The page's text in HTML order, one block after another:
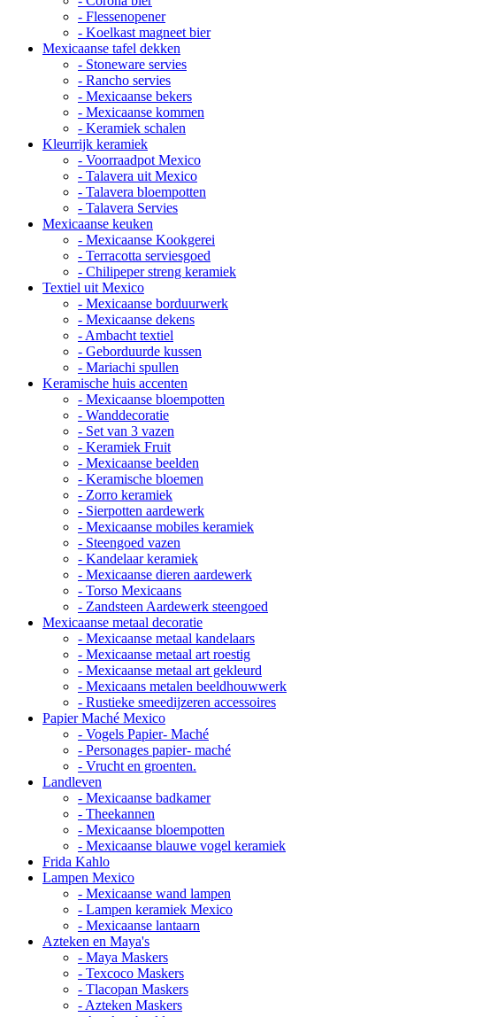
- Flessenopener
- Koelkast magneet bier
Mexicaanse tafel dekken
- Stoneware servies
- Rancho servies
- Mexicaanse bekers
- Mexicaanse kommen
- Keramiek schalen
Kleurrijk keramiek
- Voorraadpot Mexico
- Talavera uit Mexico
- Talavera bloempotten
- Talavera Servies
Mexicaanse keuken
- Mexicaanse Kookgerei
- Terracotta serviesgoed
- Chilipeper streng keramiek
Textiel uit Mexico
- Mexicaanse borduurwerk
- Mexicaanse dekens
- Ambacht textiel
- Geborduurde kussen
- Mariachi spullen
Keramische huis accenten
- Mexicaanse bloempotten
- Wanddecoratie
- Set van 3 vazen
- Keramiek Fruit
- Mexicaanse beelden
- Keramische bloemen
- Zorro keramiek
- Sierpotten aardewerk
- Mexicaanse mobiles keramiek
- Steengoed vazen
- Kandelaar keramiek
- Mexicaanse dieren aardewerk
- Torso Mexicaans
- Zandsteen Aardewerk steengoed
Mexicaanse metaal decoratie
- Mexicaanse metaal kandelaars
- Mexicaanse metaal art roestig
- Mexicaanse metaal art gekleurd
- Mexicaans metalen beeldhouwwerk
- Rustieke smeedijzeren accessoires
Papier Maché Mexico
- Vogels Papier- Maché
- Personages papier- maché
- Vrucht en groenten.
Landleven
- Mexicaanse badkamer
- Theekannen
- Mexicaanse bloempotten
- Mexicaanse blauwe vogel keramiek
Frida Kahlo
Lampen Mexico
- Mexicaanse wand lampen
- Lampen keramiek Mexico
- Mexicaanse lantaarn
Azteken en Maya's
- Maya Maskers
- Texcoco Maskers
- Tlacopan Maskers
- Azteken Maskers